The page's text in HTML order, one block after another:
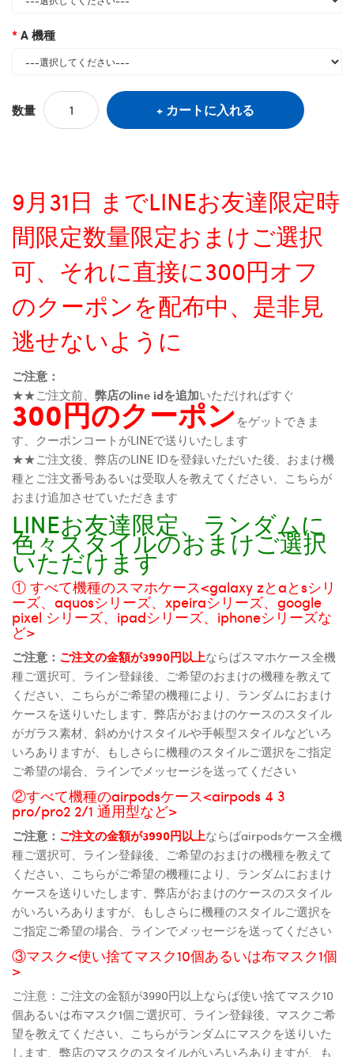
A 機種
数量 カートに入れる
9月31日 までLINEお友達限定時
間限定数量限定おまけご選択
可、それに直接に300円オフ
のクーポンを配布中、是非見
逃せないように
ご注意：
★★ご注文前、 弊店のline idを追加いただければすぐ
300円のクーポンをゲットできま
す、クーポンコートがLINEで送りいたします
★★ご注文後、弊店のLINE IDを登録いただいた後、おまけ機
種とご注文番号あるいは受取人を教えてください、こちらが
おまけ追加させていただきます
LINEお友達限定、ランダムに
色々スタイルのおまけご選択
いただけます
① すべて機種のスマホケース<galaxy zとaとsシリ
ーズ、aquosシリーズ、xpeiraシリーズ、google
pixel シリーズ、ipadシリーズ、iphoneシリーズな
ど>
ご注意： ご注文の金額が3990円以上ならばスマホケース全機
種ご選択可、ライン登録後、ご希望のおまけの機種を教えて
ください、こちらがご希望の機種により、ランダムにおまけ
ケースを送りいたします、弊店がおまけのケースのスタイル
がガラス素材、斜めかけスタイルや手帳型スタイルなどいろ
いろありますが、もしさらに機種のスタイルご選択をご指定
ご希望の場合、ラインでメッセージを送ってください
②すべて機種のairpodsケース<airpods 4 3
pro/pro2 2/1 通用型など>
ご注意： ご注文の金額が3990円以上ならばairpodsケース全機
種ご選択可、ライン登録後、ご希望のおまけの機種を教えて
ください、こちらがご希望の機種により、ランダムにおまけ
ケースを送りいたします、弊店がおまけのケースのスタイル
がいろいろありますが、もしさらに機種のスタイルご選択を
ご指定ご希望の場合、ラインでメッセージを送ってください
③マスク<使い捨てマスク10個あるいは布マスク1個
>
ご注意：ご注文の金額が3990円以上ならば使い捨てマスク10
個あるいは布マスク1個ご選択可、ライン登録後、マスクご希
望を教えてください、こちらがランダムにマスクを送りいた
します、弊店のマスクのスタイルがいろいろありますが、も